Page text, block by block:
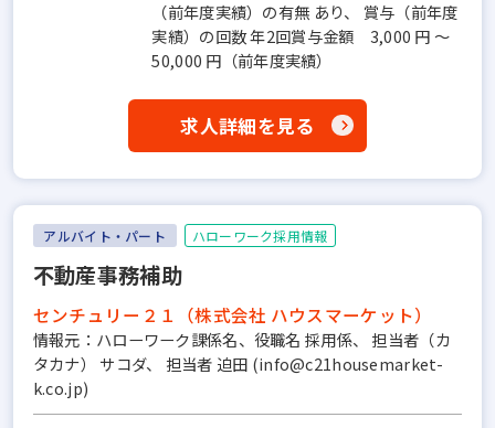
（前年度実績）の有無 あり、 賞与（前年度
実績）の回数 年2回賞与金額 3,000 円 ～
50,000 円（前年度実績）
求人詳細を見る
アルバイト・パート ハローワーク採用情報
不動産事務補助
センチュリー２１（株式会社 ハウスマーケット）
情報元：ハローワーク課係名、役職名 採用係、 担当者（カ
タカナ） サコダ、 担当者 迫田 (info@c21housemarket-
k.co.jp)